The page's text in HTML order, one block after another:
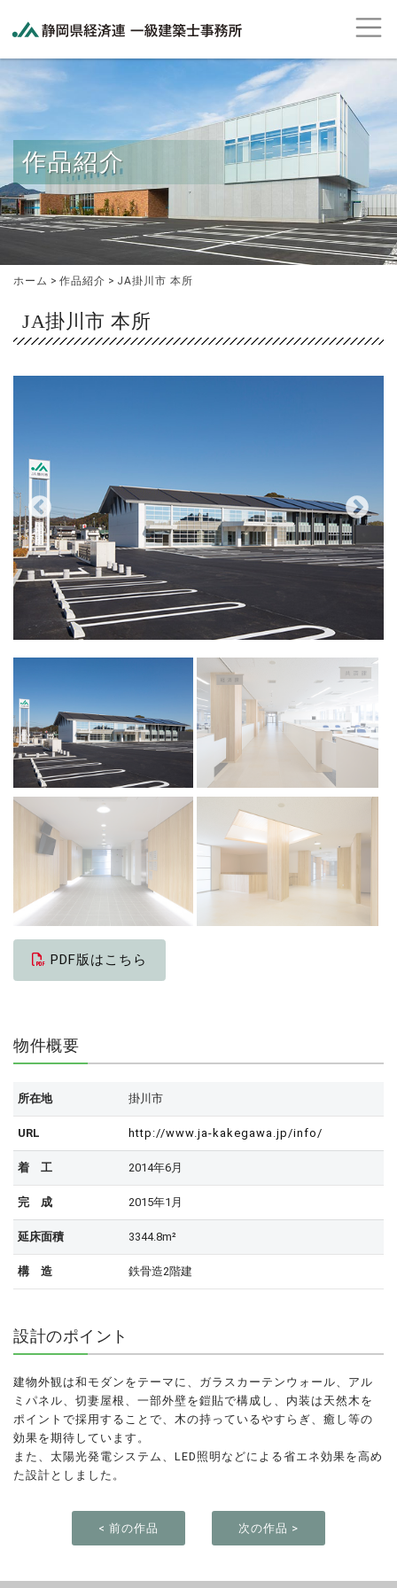
作品紹介
ホーム > 作品紹介 > JA掛川市 本所
JA掛川市 本所
PDF版はこちら
物件概要
所在地 掛川市
URL http://www.ja-kakegawa.jp/info/
着 工 2014年6月
完 成 2015年1月
延床面積 3344.8m²
構 造 鉄骨造2階建
設計のポイント
建物外観は和モダンをテーマに、ガラスカーテンウォール、アル
ミパネル、切妻屋根、一部外壁を鎧貼で構成し、内装は天然木を
ポイントで採用することで、木の持っているやすらぎ、癒し等の
効果を期待しています。
また、太陽光発電システム、LED照明などによる省エネ効果を高め
た設計としました。
< 前の作品 次の作品 >